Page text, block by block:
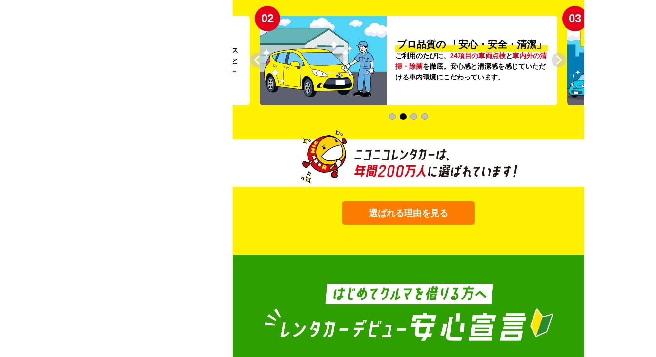
。ガソリンス
タンドや整備工場の既存インフラを活用すること
リー
02
プロ品質の 「安心・安全・清潔」
ご利用のたびに、 24項目の車両点検と車内外の清
掃・除菌を徹底。安心感と清潔感を感じていただ
ける車内環境にこだわっています。
03
選ばれる理由を見る